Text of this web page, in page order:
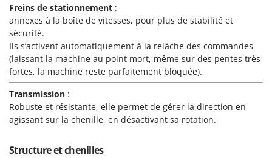
MTD
N
New O.M.R.A.
Nilfisk
Ninja
Novatec
Novital
Freins de stationnement :
annexes à la boîte de vitesses, pour plus de stabilité et
sécurité.
Ils s’activent automatiquement à la relâche des commandes
(laissant la machine au point mort, même sur des pentes très
fortes, la machine reste parfaitement bloquée).
Transmission :
Robuste et résistante, elle permet de gérer la direction en
agissant sur la chenille, en désactivant sa rotation.
Structure et chenilles